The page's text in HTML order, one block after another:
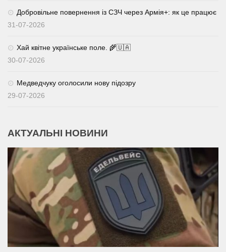
Добровільне повернення із СЗЧ через Армія+: як це працює
31-07-2026
Хай квітне українське поле. 🌾🇺🇦
30-07-2026
Медведчуку оголосили нову підозру
29-07-2026
АКТУАЛЬНІ НОВИНИ